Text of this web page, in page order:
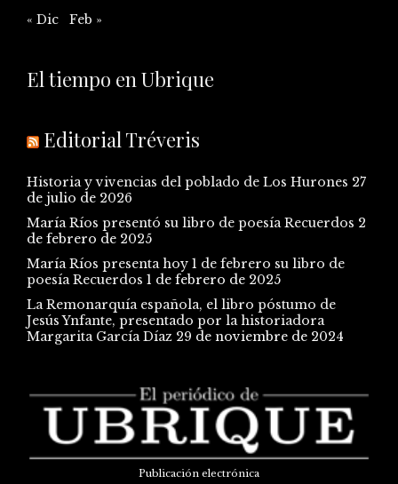
« Dic Feb »
El tiempo en Ubrique
Editorial Tréveris
Historia y vivencias del poblado de Los Hurones 27
de julio de 2026
María Ríos presentó su libro de poesía Recuerdos 2
de febrero de 2025
María Ríos presenta hoy 1 de febrero su libro de
poesía Recuerdos 1 de febrero de 2025
La Remonarquía española, el libro póstumo de
Jesús Ynfante, presentado por la historiadora
Margarita García Díaz 29 de noviembre de 2024
Publicación electrónica